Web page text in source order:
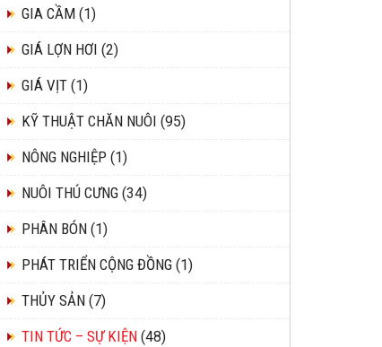
GIA CẦM (1)
GIÁ LỢN HƠI (2)
GIÁ VỊT (1)
KỸ THUẬT CHĂN NUÔI (95)
NÔNG NGHIỆP (1)
NUÔI THÚ CƯNG (34)
PHÂN BÓN (1)
PHÁT TRIỂN CỘNG ĐỒNG (1)
THỦY SẢN (7)
TIN TỨC – SỰ KIỆN (48)